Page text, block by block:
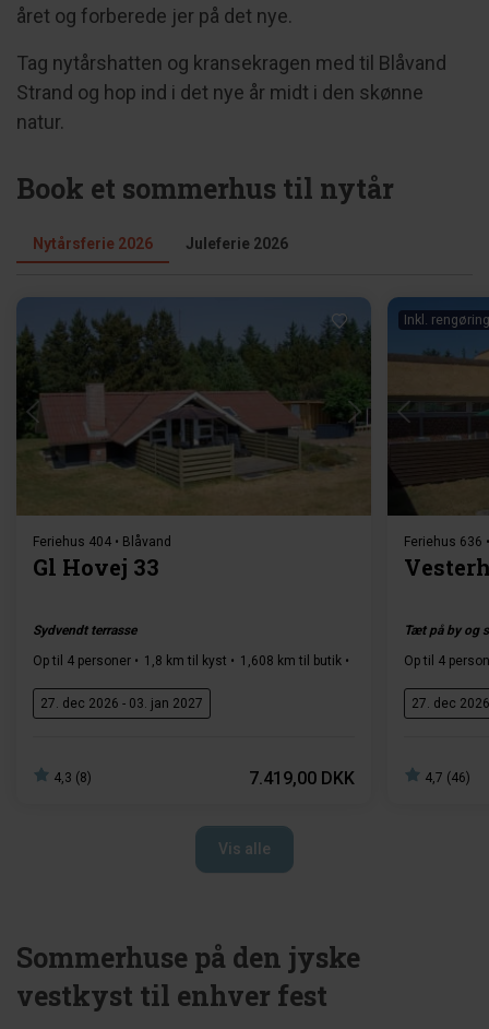
året og forberede jer på det nye.
Tag nytårshatten og kransekragen med til Blåvand
Strand og hop ind i det nye år midt i den skønne
natur.
Book et sommerhus til nytår
Nytårsferie 2026 Juleferie 2026
Indlæser...
Feriehus 404 • Blåvand
Gl Hovej 33
Sydvendt terrasse
Op til 4 personer
1,8 km til kyst 1,608 km til butik 3 soverum 1
27. dec 2026 - 03. jan 2027
4,3 (8) 7.419,00 DKK
Inkl.
Feriehus 636
Tæt på by og
Op til 4
27. dec
4,7 (46)
Vis alle
Sommerhuse på den jyske
vestkyst til enhver fest